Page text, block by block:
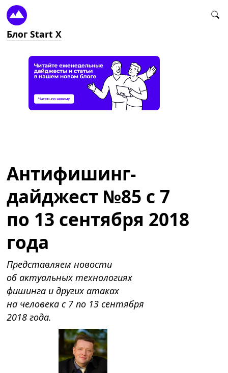
Блог Start X
Антифишинг-
дайджест №85 c 7
по 13 сентября 2018
года
Представляем новости
об актуальных технологиях
фишинга и других атаках
на человека c 7 по 13 сентября
2018 года.